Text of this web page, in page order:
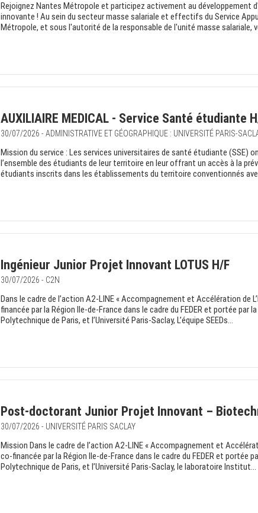
Rejoignez Nantes Métropole et participez activement au développement
innovante ! Au sein du secteur masse salariale et effectifs du Service
Métropole, et sous l'autorité de la responsable de l'unité masse salariale,
AUXILIAIRE MEDICAL - Service Santé étudiante
30/07/2026 - ADMINISTRATIVE ET GÉOGRAPHIQUE : UNIVERSITÉ PARIS-
Mission du service : Les services universitaires de santé étudiante (SSE)
l’ensemble des étudiants de leur territoire en leur offrant un accès à la
étudiants inscrits dans les établissements du territoire conventionnés
Ingénieur Junior Projet Innovant LOTUS H/F
30/07/2026 - C2N
Dans le cadre de l’action A2-LINE « Accompagnement et Accélération de
financée par la Région Ile-de-France dans le cadre du FEDER et portée par
Polytechnique de Paris, et l’Université Paris-Saclay, L’équipe SEEDs...
Post-doctorant Junior Projet Innovant –
30/07/2026 - UNIVERSITÉ PARIS SACLAY
Mission Dans le cadre de l’action A2-LINE « Accompagnement et
co-financée par la Région Ile-de-France dans le cadre du FEDER et portée
Polytechnique de Paris, et l’Université Paris-Saclay, le laboratoire Institut...